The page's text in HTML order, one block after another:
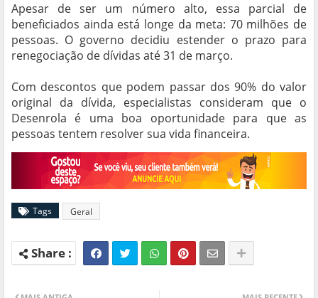
Apesar de ser um número alto, essa parcial de
beneficiados ainda está longe da meta: 70 milhões de
pessoas. O governo decidiu estender o prazo para
renegociação de dívidas até 31 de março.
Com descontos que podem passar dos 90% do valor
original da dívida, especialistas consideram que o
Desenrola é uma boa oportunidade para que as
pessoas tentem resolver sua vida financeira.
Tags Geral